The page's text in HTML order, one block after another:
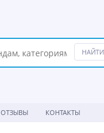
ОТЗЫВЫ КОНТАКТЫ